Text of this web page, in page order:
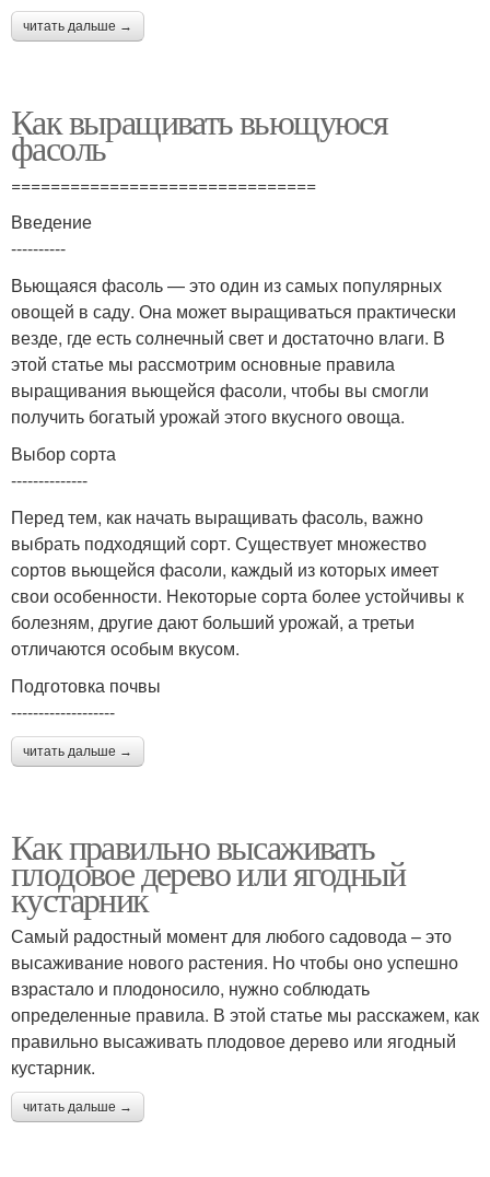
читать дальше →
Как выращивать вьющуюся
фасоль
===============================
Введение
----------
Вьющаяся фасоль — это один из самых популярных
овощей в саду. Она может выращиваться практически
везде, где есть солнечный свет и достаточно влаги. В
этой статье мы рассмотрим основные правила
выращивания вьющейся фасоли, чтобы вы смогли
получить богатый урожай этого вкусного овоща.
Выбор сорта
--------------
Перед тем, как начать выращивать фасоль, важно
выбрать подходящий сорт. Существует множество
сортов вьющейся фасоли, каждый из которых имеет
свои особенности. Некоторые сорта более устойчивы к
болезням, другие дают больший урожай, а третьи
отличаются особым вкусом.
Подготовка почвы
-------------------
читать дальше →
Как правильно высаживать
плодовое дерево или ягодный
кустарник
Самый радостный момент для любого садовода – это
высаживание нового растения. Но чтобы оно успешно
взрастало и плодоносило, нужно соблюдать
определенные правила. В этой статье мы расскажем, как
правильно высаживать плодовое дерево или ягодный
кустарник.
читать дальше →